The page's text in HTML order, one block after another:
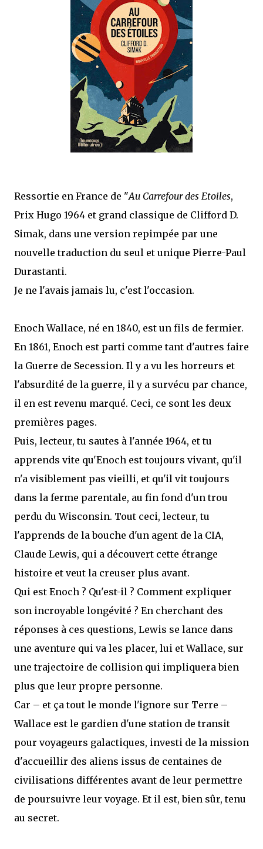
mettre sous tous les yeux. C'est cela...
Ressortie en France de "Au Carrefour des Etoiles,
Prix Hugo 1964 et grand classique de Clifford D.
Simak, dans une version repimpée par une
nouvelle traduction du seul et unique Pierre-Paul
Durastanti.
Je ne l'avais jamais lu, c'est l'occasion.
Enoch Wallace, né en 1840, est un fils de fermier.
En 1861, Enoch est parti comme tant d'autres faire
la Guerre de Secession. Il y a vu les horreurs et
l'absurdité de la guerre, il y a survécu par chance,
il en est revenu marqué. Ceci, ce sont les deux
premières pages.
Puis, lecteur, tu sautes à l'année 1964, et tu
apprends vite qu'Enoch est toujours vivant, qu'il
n'a visiblement pas vieilli, et qu'il vit toujours
dans la ferme parentale, au fin fond d'un trou
perdu du Wisconsin. Tout ceci, lecteur, tu
l'apprends de la bouche d'un agent de la CIA,
Claude Lewis, qui a découvert cette étrange
histoire et veut la creuser plus avant.
Qui est Enoch ? Qu'est-il ? Comment expliquer
son incroyable longévité ? En cherchant des
réponses à ces questions, Lewis se lance dans
une aventure qui va les placer, lui et Wallace, sur
une trajectoire de collision qui impliquera bien
plus que leur propre personne.
Car – et ça tout le monde l'ignore sur Terre –
Wallace est le gardien d'une station de transit
pour voyageurs galactiques, investi de la mission
d'accueillir des aliens issus de centaines de
civilisations différentes avant de leur permettre
de poursuivre leur voyage. Et il est, bien sûr, tenu
au secret.